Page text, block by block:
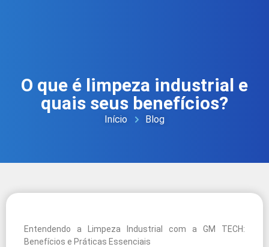
O que é limpeza industrial e
quais seus benefícios?
Início Blog
Entendendo a Limpeza Industrial com a GM TECH:
Benefícios e Práticas Essenciais